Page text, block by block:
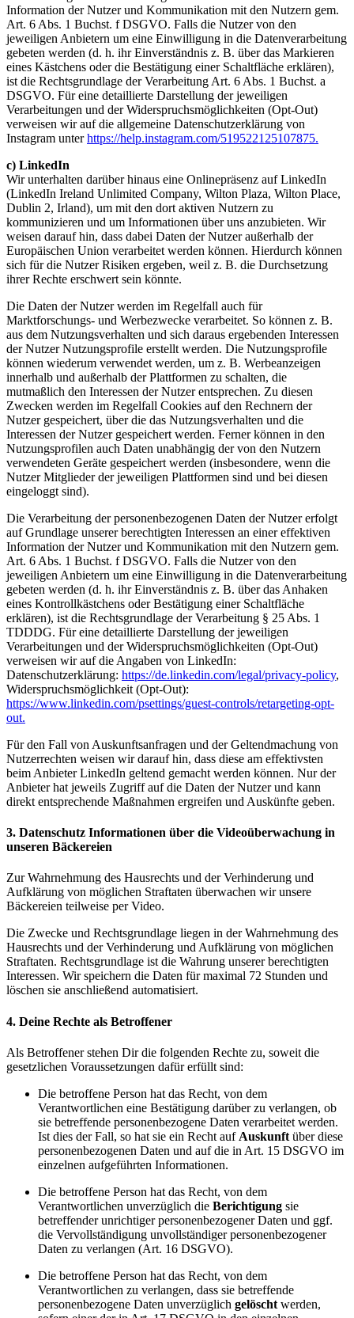
Information der Nutzer und Kommunikation mit den Nutzern gem.
Art. 6 Abs. 1 Buchst. f DSGVO. Falls die Nutzer von den
jeweiligen Anbietern um eine Einwilligung in die Datenverarbeitung
gebeten werden (d. h. ihr Einverständnis z. B. über das Markieren
eines Kästchens oder die Bestätigung einer Schaltfläche erklären),
ist die Rechtsgrundlage der Verarbeitung Art. 6 Abs. 1 Buchst. a
DSGVO. Für eine detaillierte Darstellung der jeweiligen
Verarbeitungen und der Widerspruchsmöglichkeiten (Opt-Out)
verweisen wir auf die allgemeine Datenschutzerklärung von
Instagram unterhttps://help.instagram.com/519522125107875.
c) LinkedIn
Wir unterhalten darüber hinaus eine Onlinepräsenz auf LinkedIn
(LinkedIn Ireland Unlimited Company, Wilton Plaza, Wilton Place,
Dublin 2, Irland), um mit den dort aktiven Nutzern zu
kommunizieren und um Informationen über uns anzubieten. Wir
weisen darauf hin, dass dabei Daten der Nutzer außerhalb der
Europäischen Union verarbeitet werden können. Hierdurch können
sich für die Nutzer Risiken ergeben, weil z. B. die Durchsetzung
ihrer Rechte erschwert sein könnte.
Die Daten der Nutzer werden im Regelfall auch für
Marktforschungs- und Werbezwecke verarbeitet. So können z. B.
aus dem Nutzungsverhalten und sich daraus ergebenden Interessen
der Nutzer Nutzungsprofile erstellt werden. Die Nutzungsprofile
können wiederum verwendet werden, um z. B. Werbeanzeigen
innerhalb und außerhalb der Plattformen zu schalten, die
mutmaßlich den Interessen der Nutzer entsprechen. Zu diesen
Zwecken werden im Regelfall Cookies auf den Rechnern der
Nutzer gespeichert, über die das Nutzungsverhalten und die
Interessen der Nutzer gespeichert werden. Ferner können in den
Nutzungsprofilen auch Daten unabhängig der von den Nutzern
verwendeten Geräte gespeichert werden (insbesondere, wenn die
Nutzer Mitglieder der jeweiligen Plattformen sind und bei diesen
eingeloggt sind).
Die Verarbeitung der personenbezogenen Daten der Nutzer erfolgt
auf Grundlage unserer berechtigten Interessen an einer effektiven
Information der Nutzer und Kommunikation mit den Nutzern gem.
Art. 6 Abs. 1 Buchst. f DSGVO. Falls die Nutzer von den
jeweiligen Anbietern um eine Einwilligung in die Datenverarbeitung
gebeten werden (d. h. ihr Einverständnis z. B. über das Anhaken
eines Kontrollkästchens oder Bestätigung einer Schaltfläche
erklären), ist die Rechtsgrundlage der Verarbeitung § 25 Abs. 1
TDDDG. Für eine detaillierte Darstellung der jeweiligen
Verarbeitungen und der Widerspruchsmöglichkeiten (Opt-Out)
verweisen wir auf die Angaben von LinkedIn:
Datenschutzerklärung: https://de.linkedin.com/legal/privacy-policy,
Widerspruchsmöglichkeit (Opt-Out):
https://www.linkedin.com/psettings/guest-controls/retargeting-opt-
out.
Für den Fall von Auskunftsanfragen und der Geltendmachung von
Nutzerrechten weisen wir darauf hin, dass diese am effektivsten
beim Anbieter LinkedIn geltend gemacht werden können. Nur der
Anbieter hat jeweils Zugriff auf die Daten der Nutzer und kann
direkt entsprechende Maßnahmen ergreifen und Auskünfte geben.
3. Datenschutz Informationen über die Videoüberwachung in
unseren Bäckereien
Zur Wahrnehmung des Hausrechts und der Verhinderung und
Aufklärung von möglichen Straftaten überwachen wir unsere
Bäckereien teilweise per Video.
Die Zwecke und Rechtsgrundlage liegen in der Wahrnehmung des
Hausrechts und der Verhinderung und Aufklärung von möglichen
Straftaten. Rechtsgrundlage ist die Wahrung unserer berechtigten
Interessen. Wir speichern die Daten für maximal 72 Stunden und
löschen sie anschließend automatisiert.
4. Deine Rechte als Betroffener
Als Betroffener stehen Dir die folgenden Rechte zu, soweit die
gesetzlichen Voraussetzungen dafür erfüllt sind:
Die betroffene Person hat das Recht, von dem
Verantwortlichen eine Bestätigung darüber zu verlangen, ob
sie betreffende personenbezogene Daten verarbeitet werden.
Ist dies der Fall, so hat sie ein Recht auf Auskunft über diese
personenbezogenen Daten und auf die in Art. 15 DSGVO im
einzelnen aufgeführten Informationen.
Die betroffene Person hat das Recht, von dem
Verantwortlichen unverzüglich die Berichtigung sie
betreffender unrichtiger personenbezogener Daten und ggf.
die Vervollständigung unvollständiger personenbezogener
Daten zu verlangen (Art. 16 DSGVO).
Die betroffene Person hat das Recht, von dem
Verantwortlichen zu verlangen, dass sie betreffende
personenbezogene Daten unverzüglich gelöscht werden,